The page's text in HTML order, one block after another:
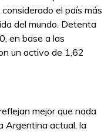
el país más
del mundo. Detenta
en base a las
un activo de 1,62
mejor que nada
Argentina actual, la